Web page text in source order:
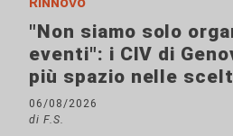
"Non siamo solo
eventi": i CIV di
più spazio nelle
06/08/2026
di F.S.